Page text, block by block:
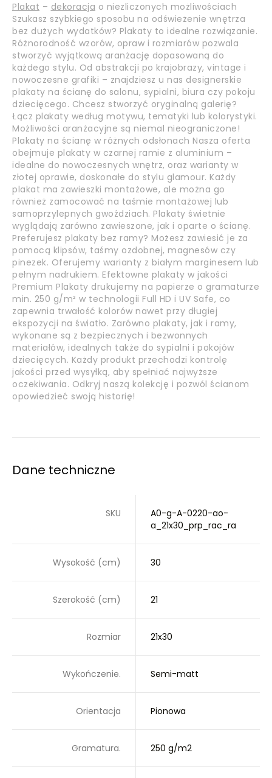
Plakat – dekoracja o niezliczonych możliwościach
Szukasz szybkiego sposobu na odświeżenie wnętrza
bez dużych wydatków? Plakaty to idealne rozwiązanie.
Różnorodność wzorów, opraw i rozmiarów pozwala
stworzyć wyjątkową aranżację dopasowaną do
każdego stylu. Od abstrakcji po krajobrazy, vintage i
nowoczesne grafiki – znajdziesz u nas designerskie
plakaty na ścianę do salonu, sypialni, biura czy pokoju
dziecięcego. Chcesz stworzyć oryginalną galerię?
Łącz plakaty według motywu, tematyki lub kolorystyki.
Możliwości aranżacyjne są niemal nieograniczone!
Plakaty na ścianę w różnych odsłonach Nasza oferta
obejmuje plakaty w czarnej ramie z aluminium –
idealne do nowoczesnych wnętrz, oraz warianty w
złotej oprawie, doskonałe do stylu glamour. Każdy
plakat ma zawieszki montażowe, ale można go
również zamocować na taśmie montażowej lub
samoprzylepnych gwoździach. Plakaty świetnie
wyglądają zarówno zawieszone, jak i oparte o ścianę.
Preferujesz plakaty bez ramy? Możesz zawiesić je za
pomocą klipsów, taśmy ozdobnej, magnesów czy
pinezek. Oferujemy warianty z białym marginesem lub
pełnym nadrukiem. Efektowne plakaty w jakości
Premium Plakaty drukujemy na papierze o gramaturze
min. 250 g/m² w technologii Full HD i UV Safe, co
zapewnia trwałość kolorów nawet przy długiej
ekspozycji na światło. Zarówno plakaty, jak i ramy,
wykonane są z bezpiecznych i bezwonnych
materiałów, idealnych także do sypialni i pokojów
dziecięcych. Każdy produkt przechodzi kontrolę
jakości przed wysyłką, aby spełniać najwyższe
oczekiwania. Odkryj naszą kolekcję i pozwól ścianom
opowiedzieć swoją historię!
Dane techniczne
SKU
A0-g-A-0220-ao-
a_21x30_prp_rac_ra
Wysokość (cm) 30
Szerokość (cm) 21
Rozmiar 21x30
Wykończenie. Semi-matt
Orientacja Pionowa
Gramatura. 250 g/m2